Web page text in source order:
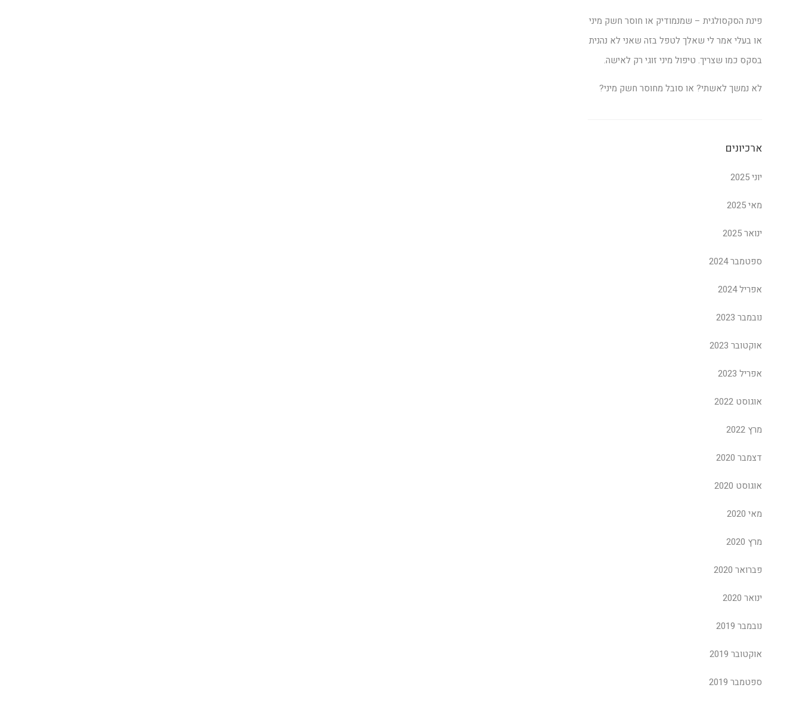
פינת הסקסולגית – שמנמודיק או חוסר חשק מיני
או בעלי אמר לי שאלך לטפל בזה שאני לא נהנית
בסקס כמו שצריך. טיפול מיני זוגי רק לאישה.
לא נמשך לאשתי? או סובל מחוסר חשק מיני?
ארכיונים
יוני 2025
מאי 2025
ינואר 2025
ספטמבר 2024
אפריל 2024
נובמבר 2023
אוקטובר 2023
אפריל 2023
אוגוסט 2022
מרץ 2022
דצמבר 2020
אוגוסט 2020
מאי 2020
מרץ 2020
פברואר 2020
ינואר 2020
נובמבר 2019
אוקטובר 2019
ספטמבר 2019